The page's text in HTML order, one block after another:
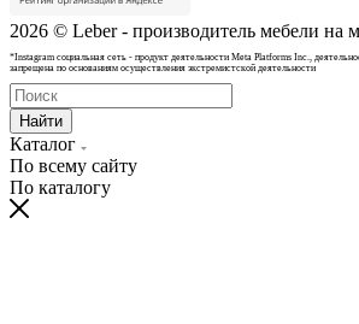
2026 © Leber - производитель мебели на
*Instagram cоциальная сеть - продукт деятельности Meta Platforms Inc.,
запрещена по основаниям осуществления экстремистской деятельности
Найти
Каталог
По всему сайту
По каталогу